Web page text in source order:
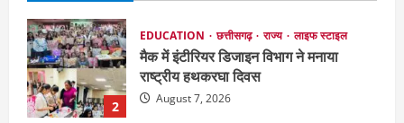
3
छत्तीसगढ़ राज्य लाइफ स्टाइल
एक रक्तदान , दोस्ती के नाम
August 7, 2026